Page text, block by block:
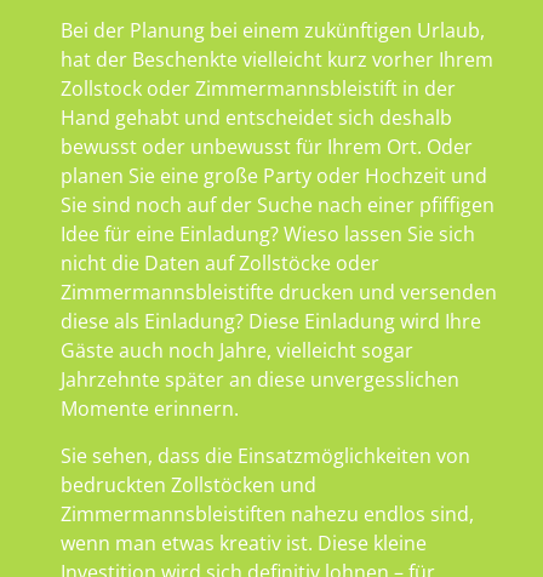
Bei der Planung bei einem zukünftigen Urlaub,
hat der Beschenkte vielleicht kurz vorher Ihrem
Zollstock oder Zimmermannsbleistift in der
Hand gehabt und entscheidet sich deshalb
bewusst oder unbewusst für Ihrem Ort. Oder
planen Sie eine große Party oder Hochzeit und
Sie sind noch auf der Suche nach einer pfiffigen
Idee für eine Einladung? Wieso lassen Sie sich
nicht die Daten auf Zollstöcke oder
Zimmermannsbleistifte drucken und versenden
diese als Einladung? Diese Einladung wird Ihre
Gäste auch noch Jahre, vielleicht sogar
Jahrzehnte später an diese unvergesslichen
Momente erinnern.
Sie sehen, dass die Einsatzmöglichkeiten von
bedruckten Zollstöcken und
Zimmermannsbleistiften nahezu endlos sind,
wenn man etwas kreativ ist. Diese kleine
Investition wird sich definitiv lohnen – für